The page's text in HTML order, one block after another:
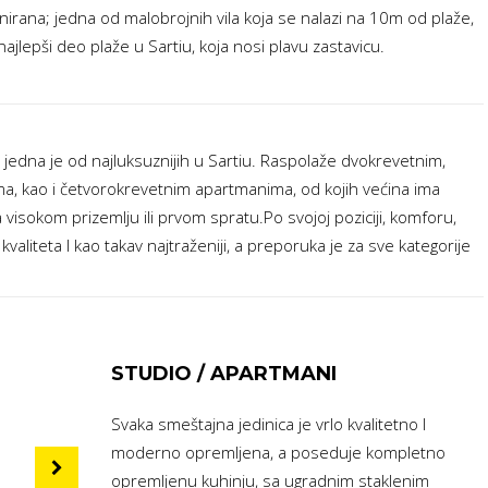
jedna od malobrojnih vila koja se nalazi na 10m od plaže,
deo plaže u Sartiu, koja nosi plavu zastavicu.
je od najluksuznijih u Sartiu. Raspolaže dvokrevetnim,
kao i četvorokrevetnim apartmanima, od kojih većina ima
prizemlju ili prvom spratu.Po svojoj poziciji, komforu,
I kao takav najtraženiji, a preporuka je za sve kategorije
STUDIO / APARTMANI
Svaka smeštajna jedinica je vrlo kvalitetno I
moderno opremljena, a poseduje kompletno
opremljenu kuhinju, sa ugradnim staklenim